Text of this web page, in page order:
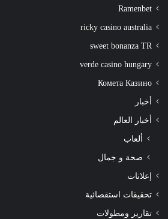
Ramenbet
ricky casino australia
sweet bonanza TR
verde casino hungary
Комета Казино
أخبار
أخبار العالم
ألعاب
صحة و جمال
إعلانات
تحقيقات استقصائية
تقارير ومطولات